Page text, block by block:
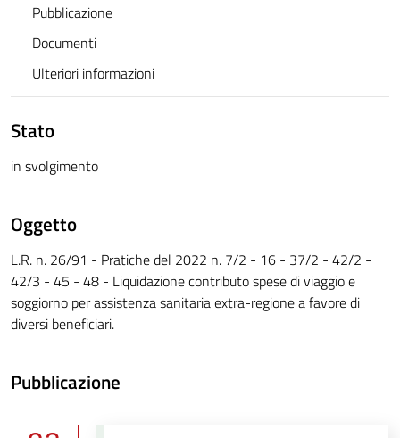
Pubblicazione
Documenti
Ulteriori informazioni
Stato
in svolgimento
Oggetto
L.R. n. 26/91 - Pratiche del 2022 n. 7/2 - 16 - 37/2 - 42/2 -
42/3 - 45 - 48 - Liquidazione contributo spese di viaggio e
soggiorno per assistenza sanitaria extra-regione a favore di
diversi beneficiari.
Pubblicazione